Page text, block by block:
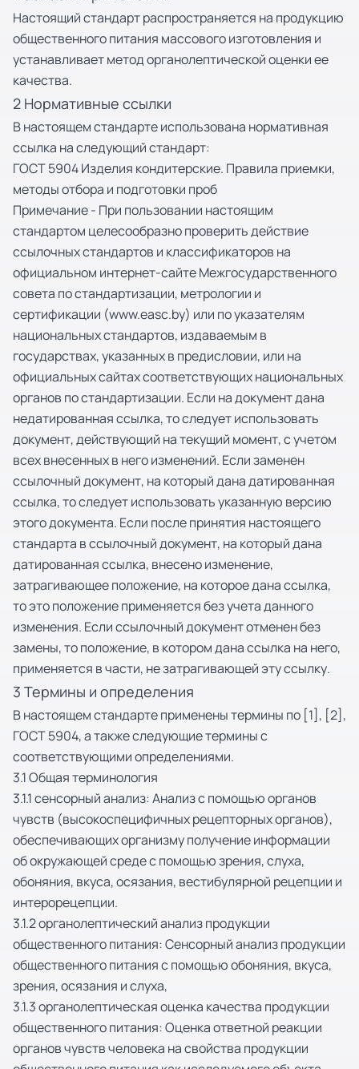
Настоящий стандарт распространяется на продукцию
общественного питания массового изготовления и
устанавливает метод органолептической оценки ее
качества.
2 Нормативные ссылки
В настоящем стандарте использована нормативная
ссылка на следующий стандарт:
ГОСТ 5904 Изделия кондитерские. Правила приемки,
методы отбора и подготовки проб
Примечание - При пользовании настоящим
стандартом целесообразно проверить действие
ссылочных стандартов и классификаторов на
официальном интернет-сайте Межгосударственного
совета по стандартизации, метрологии и
сертификации (www.easc.by) или по указателям
национальных стандартов, издаваемым в
государствах, указанных в предисловии, или на
официальных сайтах соответствующих национальных
органов по стандартизации. Если на документ дана
недатированная ссылка, то следует использовать
документ, действующий на текущий момент, с учетом
всех внесенных в него изменений. Если заменен
ссылочный документ, на который дана датированная
ссылка, то следует использовать указанную версию
этого документа. Если после принятия настоящего
стандарта в ссылочный документ, на который дана
датированная ссылка, внесено изменение,
затрагивающее положение, на которое дана ссылка,
то это положение применяется без учета данного
изменения. Если ссылочный документ отменен без
замены, то положение, в котором дана ссылка на него,
применяется в части, не затрагивающей эту ссылку.
3 Термины и определения
В настоящем стандарте применены термины по [1], [2],
ГОСТ 5904, а также следующие термины с
соответствующими определениями.
3.1 Общая терминология
3.1.1 сенсорный анализ: Анализ с помощью органов
чувств (высокоспецифичных рецепторных органов),
обеспечивающих организму получение информации
об окружающей среде с помощью зрения, слуха,
обоняния, вкуса, осязания, вестибулярной рецепции и
интерорецепции.
3.1.2 органолептический анализ продукции
общественного питания: Сенсорный анализ продукции
общественного питания с помощью обоняния, вкуса,
зрения, осязания и слуха,
3.1.3 органолептическая оценка качества продукции
общественного питания: Оценка ответной реакции
органов чувств человека на свойства продукции